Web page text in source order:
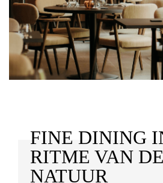
FINE DINING
RITME VAN DE
NATUUR